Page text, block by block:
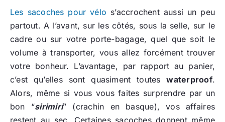
Les sacoches pour vélo s’accrochent aussi un peu
partout. A l’avant, sur les côtés, sous la selle, sur le
cadre ou sur votre porte-bagage, quel que soit le
volume à transporter, vous allez forcément trouver
votre bonheur. L’avantage, par rapport au panier,
c’est qu’elles sont quasiment touteswaterproof.
Alors, même si vous vous faites surprendre par un
bon “sirimiri” (crachin en basque), vos affaires